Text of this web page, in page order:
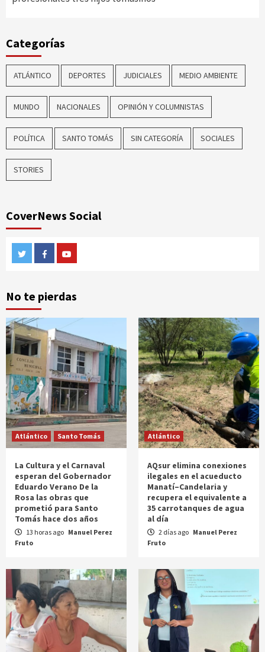
Categorías
ATLÁNTICO DEPORTES JUDICIALES MEDIO AMBIENTE
MUNDO NACIONALES OPINIÓN Y COLUMNISTAS
POLÍTICA SANTO TOMÁS SIN CATEGORÍA SOCIALES
STORIES
CoverNews Social
TwitterFacebook
No te pierdas
Atlántico Santo Tomás
La Cultura y el Carnaval
esperan del Gobernador
Eduardo Verano De la
Rosa las obras que
prometió para Santo
Tomás hace dos años
13 horas ago Manuel Perez
Fruto
Atlántico
AQsur elimina conexiones
ilegales en el acueducto
Manatí–Candelaria y
recupera el equivalente a
35 carrotanques de agua
al día
2 días ago Manuel Perez
Fruto